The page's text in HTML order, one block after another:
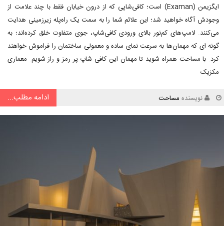
ایگزیمن (Examan) است؛ کافی‌شاپی که از درون خیابان فقط با چند علامت از
وجودش آگاه خواهید شد؛ این علائم شما را به سمت یک راه‌پله زیرزمینی هدایت
می‌کنند. لامپ‌های کم‌نور بالای ورودی کافی‌شاپ، جوی متفاوت خلق کرده‌اند؛ به
گونه ای که مهمان‌ها به سرعت نمای ساده و معمولی ساختمان را فراموش خواهند
کرد. با مساحت همراه شوید تا مهمان این کافی شاپ پر رمز و راز شویم. معماری
مکزیک
نویسنده مساحت ادامه مطلب...